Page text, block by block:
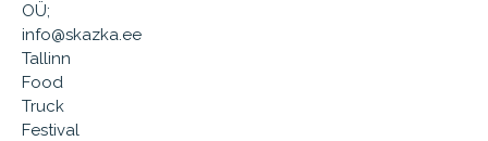
OÜ;
info@skazka.ee
Tallinn
Food
Truck
Festival